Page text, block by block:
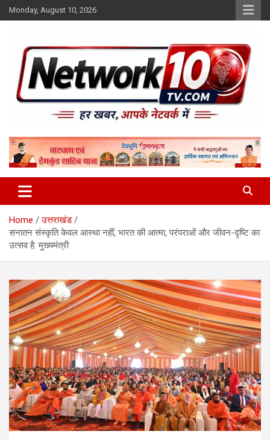
Skip
to
Monday, August 10, 2026
Network10tv
Home
उत्तराखंड
सनातन संस्कृति केवल आस्था नहीं, भारत की आत्मा, परंपराओं और जीवन-दृष्टि का
उत्सव है: मुख्यमंत्री